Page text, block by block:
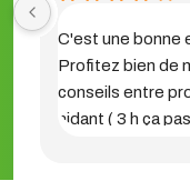
C'est une bonne
Profitez bien de
conseils entre
aidant ( 3 h ça